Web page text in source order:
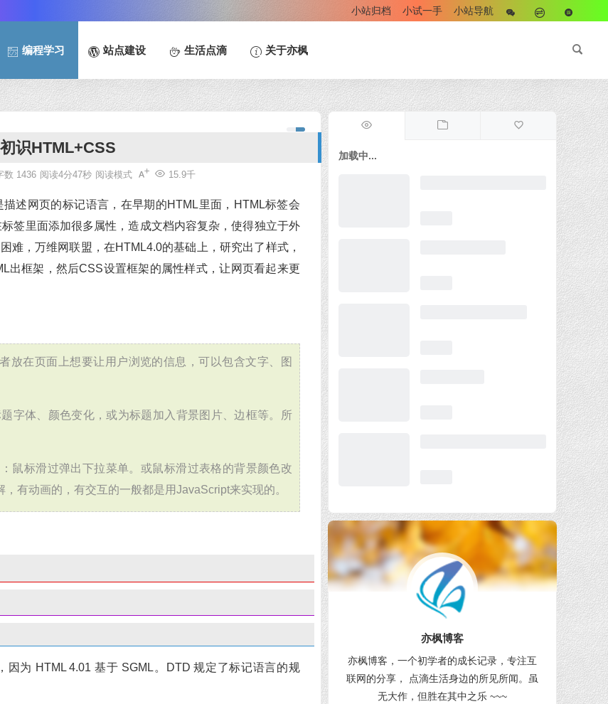
小站归档 小试一手 小站导航
编程学习 站点建设 生活点滴 关于亦枫
识HTML+CSS
15.9千
数 1436 阅读4分47秒 阅读模式
述网页的标记语言，在早期的HTML里面，HTML标签会
签里面添加很多属性，造成文档内容复杂，使得独立于外
难，万维网联盟，在HTML4.0的基础上，研究出了样式，
出框架，然后CSS设置框架的属性样式，让网页看起来更
放在页面上想要让用户浏览的信息，可以包含文字、图
字体、颜色变化，或为标题加入背景图片、边框等。所
鼠标滑过弹出下拉菜单。或鼠标滑过表格的背景颜色改
有动画的，有交互的一般都是用JavaScript来实现的。
因为 HTML 4.01 基于 SGML。DTD 规定了标记语言的规
加载中...
亦枫博客
亦枫博客，一个初学者的成长记录，专注互
联网的分享， 点滴生活身边的所见所闻。虽
无大作，但胜在其中之乐 ~~~